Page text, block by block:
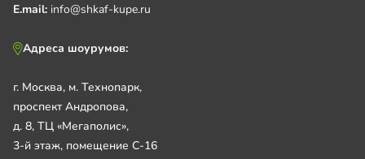
E.mail: info@shkaf-kupe.ru
Адреса шоурумов:
г. Москва, м. Технопарк,
проспект Андропова,
д. 8, ТЦ «Мегаполис»,
3-й этаж, помещение С-16